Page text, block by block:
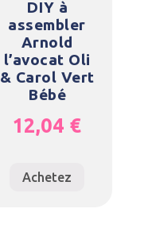
DIY à
assembler
Arnold
l’avocat Oli
& Carol Vert
Bébé
12,04 €
Achetez